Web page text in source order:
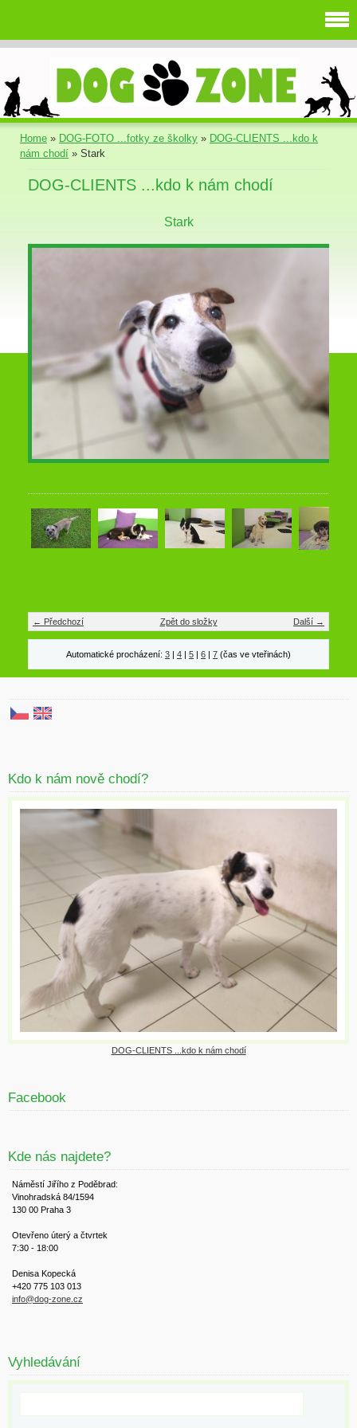
Home » DOG-FOTO ...fotky ze školky » DOG-CLIENTS ...kdo k
nám chodí » Stark
DOG-CLIENTS ...kdo k nám chodí
Stark
← Předchozí Další →
Zpět do složky
Automatické procházení: 3 4 5 6 7 (čas ve vteřinách)
Kdo k nám nově chodí?
DOG-CLIENTS ...kdo k nám chodí
Facebook
Kde nás najdete?
Náměstí Jiřího z Poděbrad:
Vinohradská 84/1594
130 00 Praha 3
Otevřeno úterý a čtvrtek
7:30 - 18:00
Denisa Kopecká
+420 775 103 013
info@dog-zone.cz
Vyhledávání